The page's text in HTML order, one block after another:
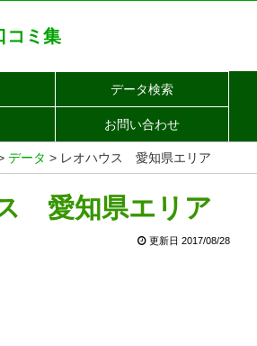
コミ集
データ検索
お問い合わせ
データ > レオハウス 愛知県エリア
愛知県エリア
更新日 2017/08/28